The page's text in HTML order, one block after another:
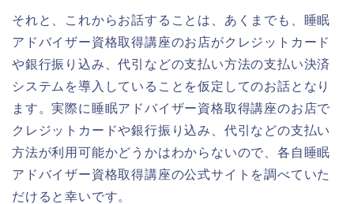
それと、これからお話することは、あくまでも、睡眠
アドバイザー資格取得講座のお店がクレジットカード
や銀行振り込み、代引などの支払い方法の支払い決済
システムを導入していることを仮定してのお話となり
ます。実際に睡眠アドバイザー資格取得講座のお店で
クレジットカードや銀行振り込み、代引などの支払い
方法が利用可能かどうかはわからないので、各自睡眠
アドバイザー資格取得講座の公式サイトを調べていた
だけると幸いです。